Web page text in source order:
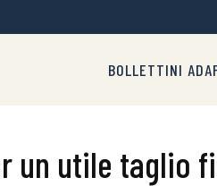
BOLLETTINI
un utile taglio